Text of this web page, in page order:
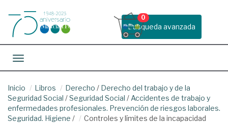
Busqueda avanzada
0
Toggle navigation
Inicio Libros Derecho / Derecho del trabajo y de la
Seguridad Social /Seguridad Social / Accidentes de trabajo y
enfermedades profesionales. Prevención de riesgos laborales.
Seguridad. Higiene /
Controles y límites de la incapacidad